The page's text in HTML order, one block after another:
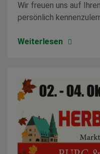
Wir freuen uns auf
persönlich
Weiterlesen